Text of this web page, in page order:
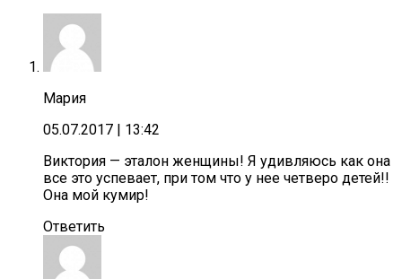
Мария
05.07.2017 | 13:42
Виктория — эталон женщины! Я удивляюсь как она
все это успевает, при том что у нее четверо детей!!
Она мой кумир!
Ответить